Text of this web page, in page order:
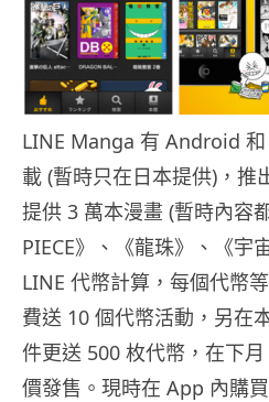
LINE Manga 有 Android
載 (暫時只在日本提供)，推
提供 3 萬本漫畫 (暫時內容
PIECE》、《龍珠》、《宇
LINE 代幣計算，每個代幣
費送 10 個代幣活動，另在
件更送 500 枚代幣，在下
價發售。現時在 App 內購